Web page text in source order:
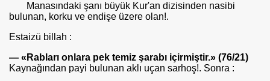
Manasındaki şanı büyük Kur'an dizisinden nasibi
bulunan, korku ve endişe üzere olan!.
Estaizü billah :
— «Rabları onlara pek temiz şarabı içirmiştir.» (76/21)
Kaynağından payi bulunan aklı uçan sarhoş!. Sonra :